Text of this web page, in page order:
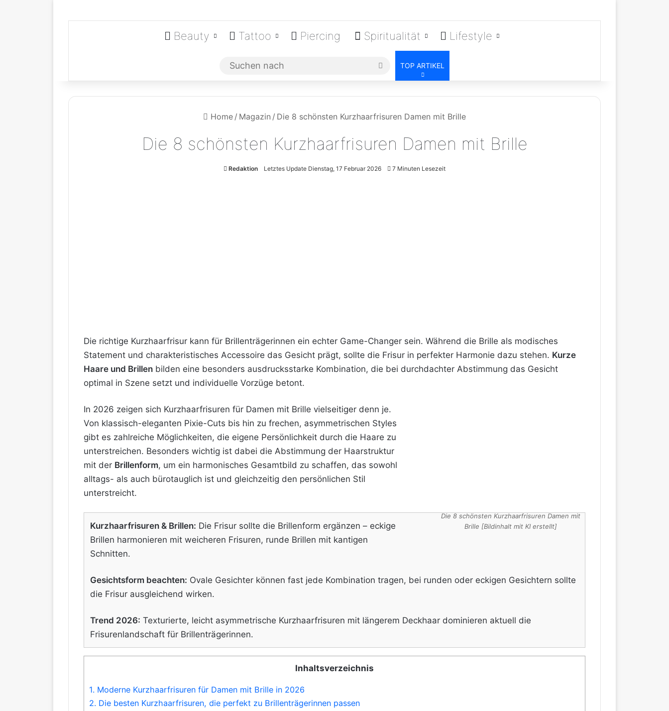
Beauty Tattoo Piercing Spiritualität Lifestyle
Suchen
nach
TOP ARTIKEL
Home / Magazin / Die 8 schönsten Kurzhaarfrisuren Damen mit Brille
Die 8 schönsten Kurzhaarfrisuren Damen mit Brille
Redaktion Letztes Update Dienstag, 17 Februar 2026 7 Minuten Lesezeit
Die richtige Kurzhaarfrisur kann für Brillenträgerinnen ein echter Game-Changer sein. Während die Brille als modisches
Statement und charakteristisches Accessoire das Gesicht prägt, sollte die Frisur in perfekter Harmonie dazu stehen. Kurze
Haare und Brillen bilden eine besonders ausdrucksstarke Kombination, die bei durchdachter Abstimmung das Gesicht
optimal in Szene setzt und individuelle Vorzüge betont.
Die 8 schönsten Kurzhaarfrisuren Damen mit
Brille [Bildinhalt mit KI erstellt]
In 2026 zeigen sich Kurzhaarfrisuren für Damen mit Brille vielseitiger denn je.
Von klassisch-eleganten Pixie-Cuts bis hin zu frechen, asymmetrischen Styles
gibt es zahlreiche Möglichkeiten, die eigene Persönlichkeit durch die Haare zu
unterstreichen. Besonders wichtig ist dabei die Abstimmung der Haarstruktur
mit der Brillenform, um ein harmonisches Gesamtbild zu schaffen, das sowohl
alltags- als auch bürotauglich ist und gleichzeitig den persönlichen Stil
unterstreicht.
Kurzhaarfrisuren & Brillen: Die Frisur sollte die Brillenform ergänzen – eckige
Brillen harmonieren mit weicheren Frisuren, runde Brillen mit kantigen
Schnitten.
Gesichtsform beachten: Ovale Gesichter können fast jede Kombination tragen, bei runden oder eckigen Gesichtern sollte
die Frisur ausgleichend wirken.
Trend 2026: Texturierte, leicht asymmetrische Kurzhaarfrisuren mit längerem Deckhaar dominieren aktuell die
Frisurenlandschaft für Brillenträgerinnen.
Inhaltsverzeichnis
1. Moderne Kurzhaarfrisuren für Damen mit Brille in 2026
2. Die besten Kurzhaarfrisuren, die perfekt zu Brillenträgerinnen passen